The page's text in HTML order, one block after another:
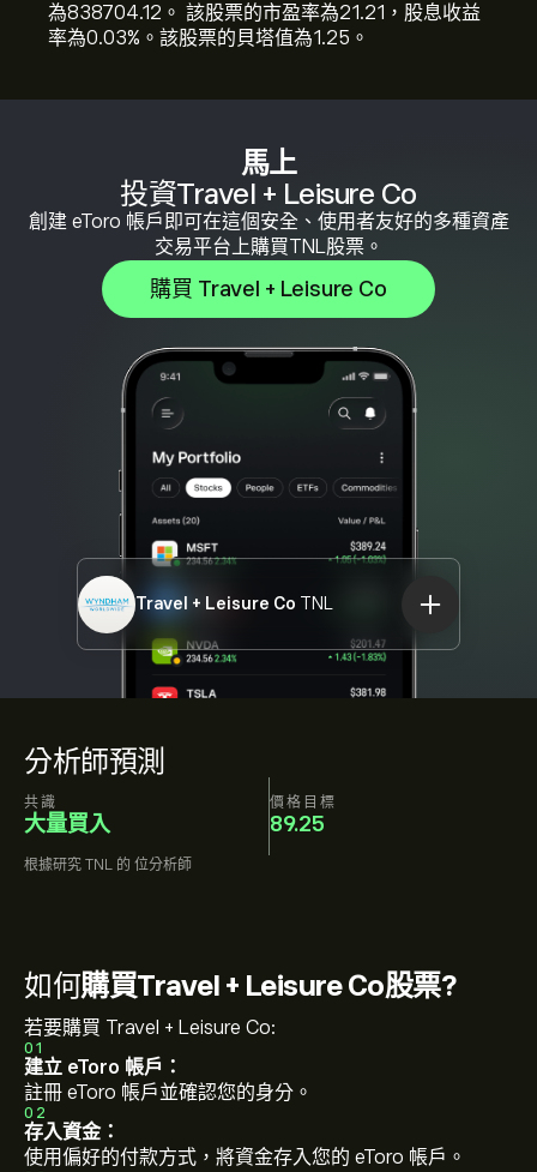
分析師預測
共識
大量買入
價格目標
89.25
根據研究 TNL 的 位分析師
馬上
投資Travel + Leisure Co
創建 eToro 帳戶即可在這個安全、使用者友好的多種資產
交易平台上購買TNL股票。
購買 Travel + Leisure Co
Travel + Leisure Co TNL
為838704.12。 該股票的市盈率為21.21，股息收益
率為0.03%。該股票的貝塔值為1.25。
如何購買Travel + Leisure Co股票?
若要購買 Travel + Leisure Co:
01
建立 eToro 帳戶：
註冊 eToro 帳戶並確認您的身分。
02
存入資金：
使用偏好的付款方式，將資金存入您的 eToro 帳戶。